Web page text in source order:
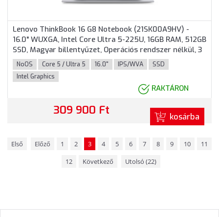
Lenovo ThinkBook 16 G8 Notebook (21SK00A9HV) -
16.0" WUXGA, Intel Core Ultra 5-225U, 16GB RAM, 512GB
SSD, Magyar billentyűzet, Operációs rendszer nélkül, 3
év garancia, Szürke színben
NoOS Core 5 / Ultra 5 16.0" IPS/WVA
SSD
Intel Graphics
RAKTÁRON
309 900 Ft kosárba
Első Előző 1 2 3 4 5 6 7 8 9 10
11
12
Következő Utolsó (22)